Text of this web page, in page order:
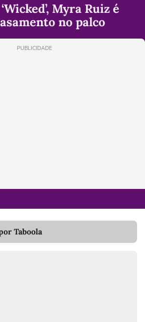
Myra Ruiz é
no palco
PUBLICIDADE
Taboola